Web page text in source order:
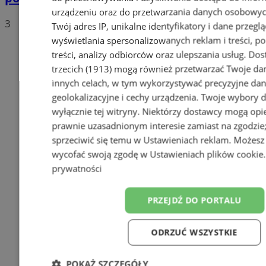
3
urządzeniu oraz do przetwarzania danych
Twój adres IP, unikalne identyfikatory i dane
wyświetlania spersonalizowanych reklam i treści,
treści, analizy odbiorców oraz ulepszania usług.
trzecich (1913) mogą również przetwarzać Twoje
innych celach, w tym wykorzystywać precyzyjne
geolokalizacyjne i cechy urządzenia. Twoje wybory
wyłącznie tej witryny. Niektórzy dostawcy mogą
prawnie uzasadnionym interesie zamiast na
sprzeciwić się temu w Ustawieniach reklam.
wycofać swoją zgodę w Ustawieniach plików cookie
prywatności
PRZEJDŹ DO PORTALU
ODRZUĆ WSZYSTKIE